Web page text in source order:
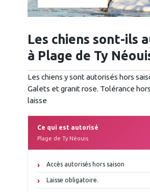
Les chiens sont-ils
à Plage de Ty
Les chiens y sont autorisés hors
Galets et granit rose. Tolérance
laisse
Ce qui est autorisé
Plage de Ty Néouis
Accès autorisés hors saison
Laisse obligatoire.